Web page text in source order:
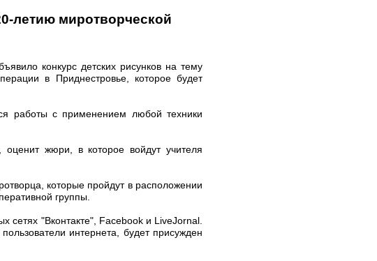
летию миротворческой
конкурс детских рисунков на тему
в Приднестровье, которое будет
работы с применением любой техники
жюри, в которое войдут учителя
которые пройдут в расположении
группы.
сетях "Вконтакте", Facebook и LiveJornal.
интернета, будет присужден